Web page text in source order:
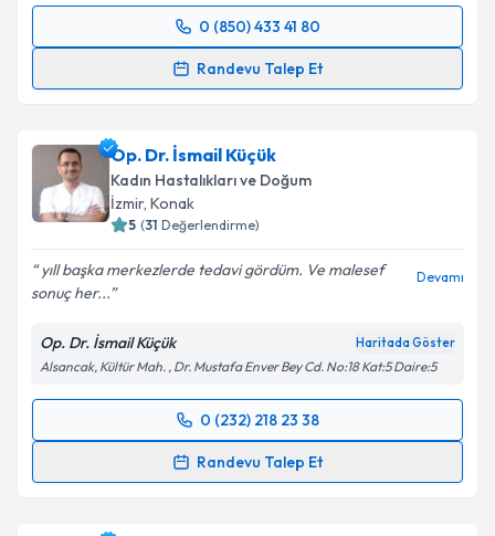
Takvim Talebini Gönder
0 (850) 433 41 80
Randevu Talep Et
Randevu Takvimi Talebi
için bir takvim hazırlandığında e-posta ile
bilgilendireceğiz.
E-posta Adresiniz
Metni'ni okudum ve kişisel verilerimin belirtilen
kapsamda işlenmesini kabul ediyorum.
Takvim Talebini Gönder
Op. Dr. İsmail Küçük
Kadın Hastalıkları ve Doğum
İzmir, Konak
5 (31 Değerlendirme)
yıll başka merkezlerde tedavi gördüm. Ve malesef
sonuç her...
Devamı
Op. Dr. İsmail Küçük Haritada Göster
Alsancak, Kültür Mah. , Dr. Mustafa Enver Bey Cd. No:18 Kat:5 Daire:5
0 (232) 218 23 38
Randevu Talep Et
Randevu Takvimi Talebi